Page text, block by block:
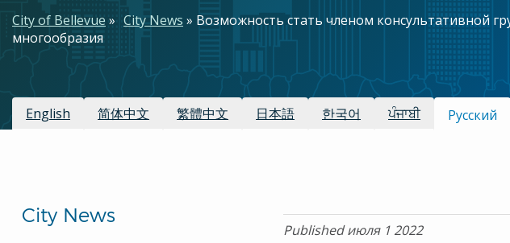
Строка
City of Bellevue City News
Возможность стать членом консультативной
многообразия
Доступные переводы
English 简体中文 繁體中文 日本語 한국어 ਪੰਜਾਬੀ Русский
City News
Published июля 1 2022